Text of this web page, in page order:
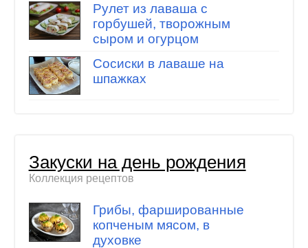
Рулет из лаваша с
горбушей, творожным
сыром и огурцом
Сосиски в лаваше на
шпажках
Закуски на день рождения
Коллекция рецептов
Грибы, фаршированные
копченым мясом, в
духовке